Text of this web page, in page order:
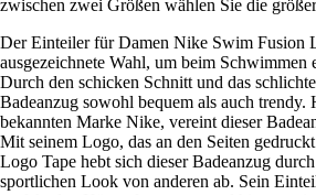
zwischen zwei Größen wählen Sie die
Der Einteiler für Damen Nike Swim Fusion
ausgezeichnete Wahl, um beim Schwimmen
Durch den schicken Schnitt und das
Badeanzug sowohl bequem als auch trendy.
bekannten Marke Nike, vereint dieser
Mit seinem Logo, das an den Seiten
Logo Tape hebt sich dieser Badeanzug
sportlichen Look von anderen ab. Sein